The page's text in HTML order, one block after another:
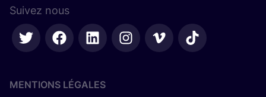
Suivez nous
MENTIONS LÉGALES